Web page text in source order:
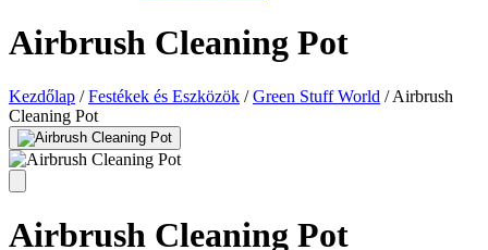
Airbrush Cleaning Pot
Kezdőlap / Festékek és Eszközök / Green Stuff World /Airbrush
Cleaning Pot
Airbrush Cleaning Pot